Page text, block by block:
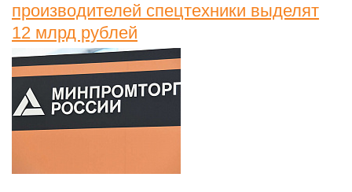
производителей спецтехники выделят
12 млрд рублей